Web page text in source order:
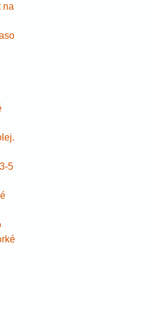
na
5